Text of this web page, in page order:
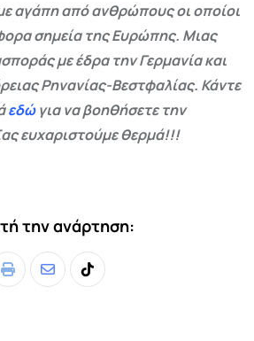
αγάπη από ανθρώπους οι οποίοι
σημεία της Ευρώπης. Μιας
με έδρα την Γερμανία και
Ρηνανίας-Βεστφαλίας. Κάντε
εδώγια να βοηθήσετε την
ευχαριστούμε θερμά!!!
την ανάρτηση:
Print
ShareTiktok